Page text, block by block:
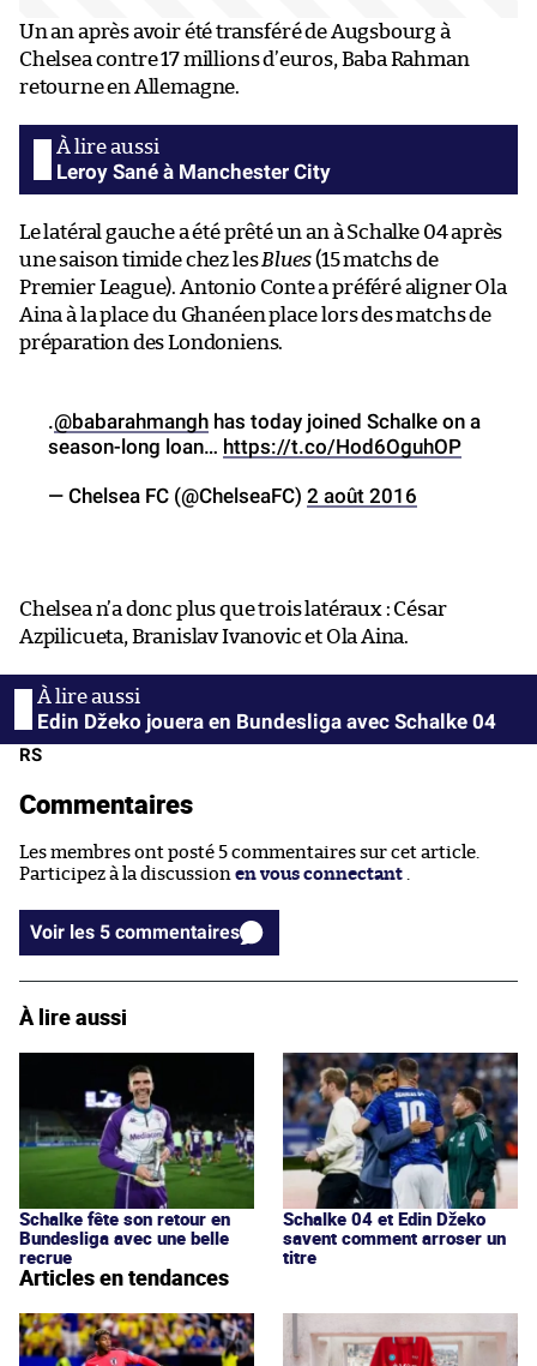
Un an après avoir été transféré de Augsbourg à
Chelsea contre 17 millions d’euros, Baba Rahman
retourne en Allemagne.
Leroy Sané à Manchester City
Le latéral gauche a été prêté un an à Schalke 04 après
une saison timide chez lesBlues(15 matchs de
Premier League). Antonio Conte a préféré aligner Ola
Aina à la place du Ghanéen place lors des matchs de
préparation des Londoniens.
.@babarahmangh has today joined Schalke on a
season-long loan… https://t.co/Hod6OguhOP
— Chelsea FC (@ChelseaFC) 2 août 2016
Chelsea n’a donc plus que trois latéraux : César
Azpilicueta, Branislav Ivanovic et Ola Aina.
Edin Džeko jouera en Bundesliga avec Schalke 04
RS
Commentaires
Les membres ont posté 5 commentaires sur cet article.
Participez à la discussion en vous connectant .
Voir les 5 commentaires
À lire aussi
Schalke fête son retour en
Bundesliga avec une belle
recrue
Schalke 04 et Edin Džeko
savent comment arroser un
titre
Articles en tendances